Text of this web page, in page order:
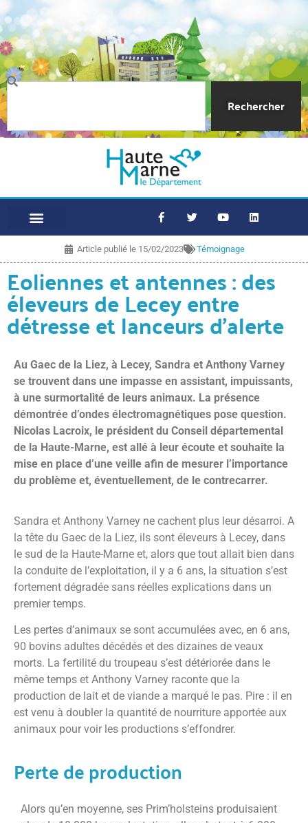
Rechercher
Article publié le 15/02/2023 Témoignage
Eoliennes et antennes : des
éleveurs de Lecey entre
détresse et lanceurs d’alerte
Au Gaec de la Liez, à Lecey, Sandra et Anthony Varney
se trouvent dans une impasse en assistant, impuissants,
à une surmortalité de leurs animaux. La présence
démontrée d’ondes électromagnétiques pose question.
Nicolas Lacroix, le président du Conseil départemental
de la Haute-Marne, est allé à leur écoute et souhaite la
mise en place d’une veille afin de mesurer l’importance
du problème et, éventuellement, de le contrecarrer.
Sandra et Anthony Varney ne cachent plus leur désarroi. A
la tête du Gaec de la Liez, ils sont éleveurs à Lecey, dans
le sud de la Haute-Marne et, alors que tout allait bien dans
la conduite de l’exploitation, il y a 6 ans, la situation s’est
fortement dégradée sans réelles explications dans un
premier temps.
Les pertes d’animaux se sont accumulées avec, en 6 ans,
90 bovins adultes décédés et des dizaines de veaux
morts. La fertilité du troupeau s’est détériorée dans le
même temps et Anthony Varney raconte que la
production de lait et de viande a marqué le pas. Pire : il en
est venu à doubler la quantité de nourriture apportée aux
animaux pour voir les productions s’effondrer.
Perte de production
Alors qu’en moyenne, ses Prim’holsteins produisaient